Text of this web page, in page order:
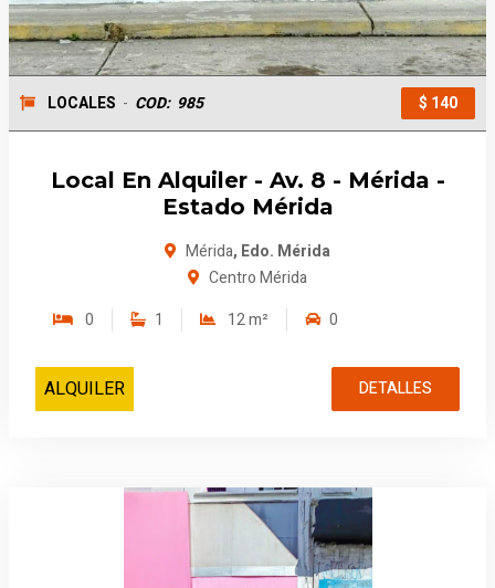
LOCALES - COD: 985 $ 140
Local En Alquiler - Av. 8 - Mérida -
Estado Mérida
Mérida, Edo. Mérida
Centro Mérida
0
1 12 m² 0
ALQUILER DETALLES